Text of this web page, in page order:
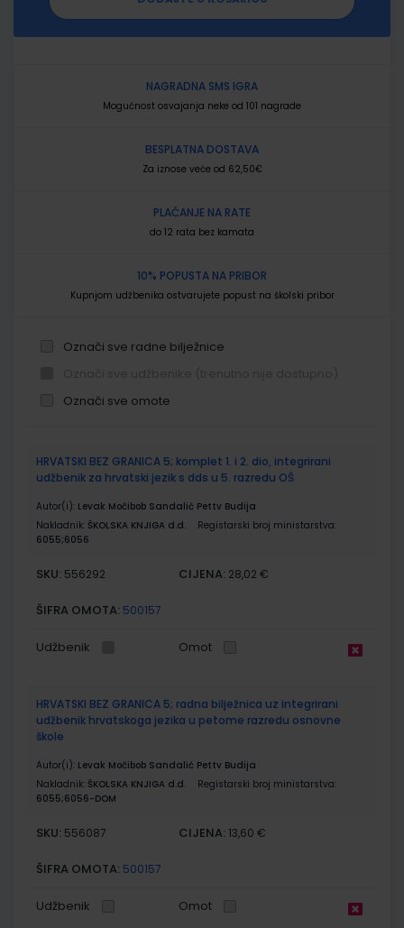
NAGRADNA SMS IGRA
Mogućnost osvajanja neke od 101 nagrade
BESPLATNA DOSTAVA
Za iznose veće od 62,50€
PLAĆANJE NA RATE
do 12 rata bez kamata
10% POPUSTA NA PRIBOR
Kupnjom udžbenika ostvarujete popust na školski pribor
Označi sve radne bilježnice
Označi sve omote
proizvodi
HRVATSKI BEZ GRANICA 5; komplet 1. i 2. dio, integrirani
udžbenik za hrvatski jezik s dds u 5. razredu OŠ
Autor(i): Levak Močibob Sandalić Pettv Budija
Nakladnik: ŠKOLSKA KNJIGA d.d.
Registarski broj ministarstva:
6055;6056
SKU: 556292 CIJENA: 28,02 €
ŠIFRA OMOTA: 500157
Udžbenik Omot
HRVATSKI BEZ GRANICA 5; radna bilježnica uz integrirani
udžbenik hrvatskoga jezika u petome razredu osnovne
škole
Autor(i): Levak Močibob Sandalić Pettv Budija
Nakladnik: ŠKOLSKA KNJIGA d.d.
Registarski broj ministarstva:
6055;6056-DOM
SKU: 556087 CIJENA: 13,60 €
ŠIFRA OMOTA: 500157
Udžbenik Omot